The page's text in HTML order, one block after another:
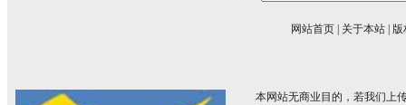
网站首页 关于本站 版
本网站无商业目的，若我们上